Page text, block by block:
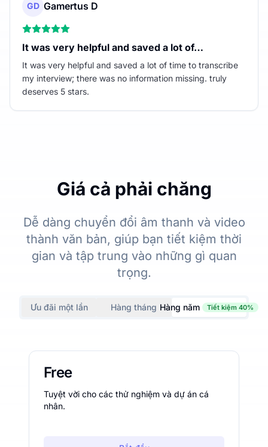
GD Gamertus D
It was very helpful and saved a lot of…
It was very helpful and saved a lot of time to transcribe
my interview; there was no information missing. truly
deserves 5 stars.
Giá cả phải chăng
Dễ dàng chuyển đổi âm thanh và video
thành văn bản, giúp bạn tiết kiệm thời
gian và tập trung vào những gì quan
trọng.
Ưu đãi một lần Hàng tháng Hàng năm Tiết kiệm 40%
Free
Tuyệt vời cho các thử nghiệm và dự án cá
nhân.